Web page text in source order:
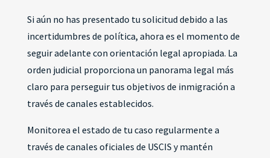
Si aún no has presentado tu solicitud debido a las
incertidumbres de política, ahora es el momento de
seguir adelante con orientación legal apropiada. La
orden judicial proporciona un panorama legal más
claro para perseguir tus objetivos de inmigración a
través de canales establecidos.
Monitorea el estado de tu caso regularmente a
través de canales oficiales de USCIS y mantén